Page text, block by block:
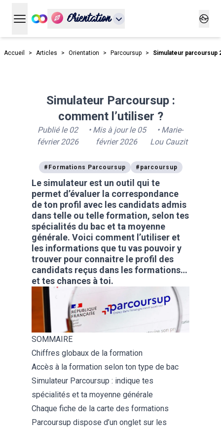
Ouvrir le menu principal
Orientation
Accueil > Articles > Orientation > Parcoursup > Simulateur parcoursup
Simulateur Parcoursup :
comment l’utiliser ?
Publié le02
février 2026
• Mis à jour le 05
février 2026
• Marie-
Lou Cauzit
# Formations Parcoursup # parcoursup
Le simulateur est un outil qui te
permet d’évaluer la correspondance
de ton profil avec les candidats admis
dans telle ou telle formation, selon tes
spécialités du bac et ta moyenne
générale. Voici comment l’utiliser et
les informations que tu vas pouvoir y
trouver pour connaitre le profil des
candidats reçus dans les formations…
et tes chances à toi.
SOMMAIRE
Chiffres globaux de la formation
Accès à la formation selon ton type de bac
Simulateur Parcoursup : indique tes
spécialités et ta moyenne générale
Chaque fiche de la carte des formations
Parcoursup dispose d’un onglet sur les